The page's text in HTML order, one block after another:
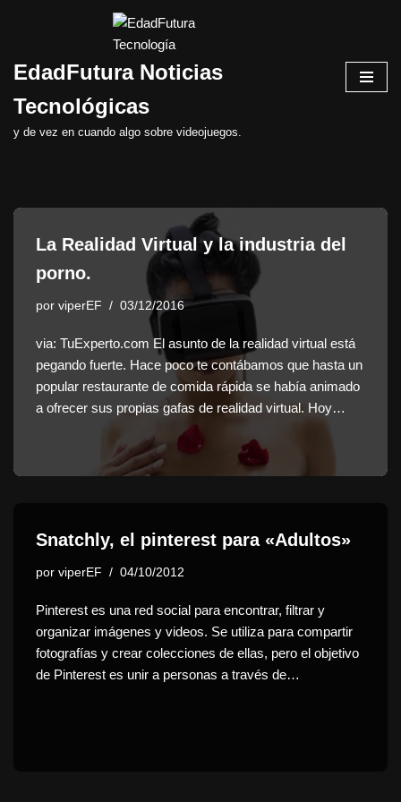
al
EdadFutura Noticias
Tecnológicas
y de vez en cuando algo sobre videojuegos.
La Realidad Virtual y la industria del
porno.
por viperEF 03/12/2016
via: TuExperto.com El asunto de la realidad virtual está
pegando fuerte. Hace poco te contábamos que hasta un
popular restaurante de comida rápida se había animado
a ofrecer sus propias gafas de realidad virtual. Hoy…
Snatchly, el pinterest para «Adultos»
por viperEF 04/10/2012
Pinterest es una red social para encontrar, filtrar y
organizar imágenes y videos. Se utiliza para compartir
fotografías y crear colecciones de ellas, pero el objetivo
de Pinterest es unir a personas a través de…